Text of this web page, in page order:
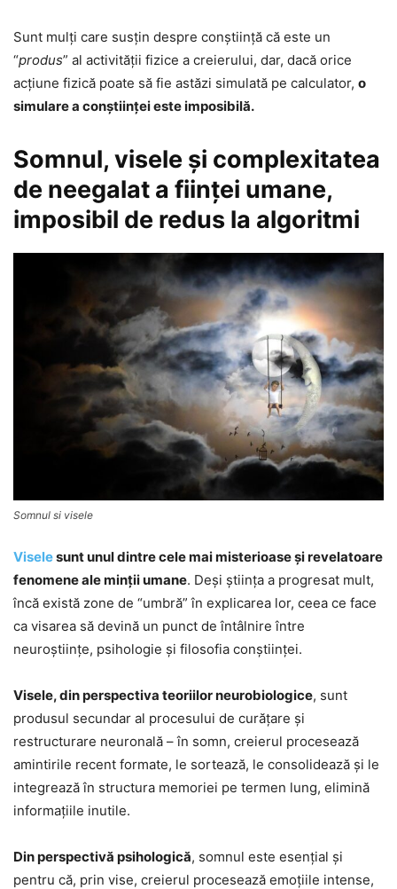
Sunt mulţi care susţin despre conştiinţă că este un
“produs” al activităţii fizice a creierului, dar, dacă orice
acţiune fizică poate să fie astăzi simulată pe calculator, o
simulare a conştiinţei este imposibilă.
Somnul, visele şi complexitatea
de neegalat a fiinţei umane,
imposibil de redus la algoritmi
Somnul si visele
Viselesunt unul dintre cele mai misterioase și revelatoare
fenomene ale minții umane. Deși știința a progresat mult,
încă există zone de “umbră” în explicarea lor, ceea ce face
ca visarea să devină un punct de întâlnire între
neuroștiințe, psihologie și filosofia conștiinței.
Visele, din perspectiva teoriilor neurobiologice, sunt
produsul secundar al procesului de curățare și
restructurare neuronală – în somn, creierul procesează
amintirile recent formate, le sortează, le consolidează și le
integrează în structura memoriei pe termen lung, elimină
informațiile inutile.
Din perspectivă psihologică, somnul este esenţial şi
pentru că, prin vise, creierul procesează emoțiile intense,